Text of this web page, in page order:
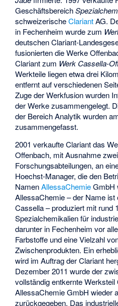
Geschäftsbereich
schweizerischeClariantAG.
in Fechenheim wurde zum
deutschen Clariant-
fusionierten die Werke
Clariant zum Werk Cassella-
Werkteile liegen etwa drei
entfernt auf verschiedenen
Zuge der Werkfusion wurden
der Werke zusammengelegt.
der Bereich Analytik wurden
zusammengefasst.
2001 verkaufte Clariant das
Offenbach, mit Ausnahme
Forschungsabteilungen, an
Hoechst-Manager, die den
NamenAllessaChemieGmbH
AllessaChemie – der Name
Cassella – produziert mit rund
Spezialchemikalien für
darunter in Fechenheim vor
Farbstoffe und eine Vielzahl
Zwischenprodukten. Ein
wird im Auftrag der Clariant
Dezember 2011 wurde der
vollständig entkernte
AllessaChemie GmbH wieder
zurückgegeben. Das